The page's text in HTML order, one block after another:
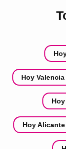
Hoy Valencia
Hoy Alicante